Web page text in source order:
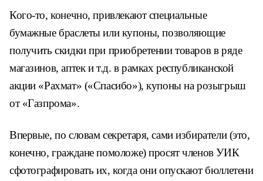
Кого-то, конечно, привлекают специальные
бумажные браслеты или купоны, позволяющие
получить скидки при приобретении товаров в ряде
магазинов, аптек и т.д. в рамках республиканской
акции «Рахмат» («Спасибо»), купоны на розыгрыш
от «Газпрома».
Впервые, по словам секретаря, сами избиратели (это,
конечно, граждане помоложе) просят членов УИК
сфотографировать их, когда они опускают бюллетени